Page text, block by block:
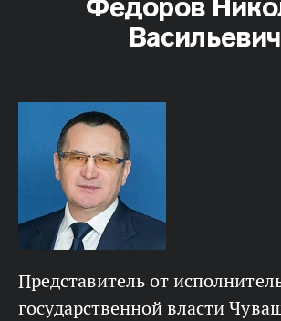
Федоров
Васильевич
представитель от исполнительного органа
государственной власти